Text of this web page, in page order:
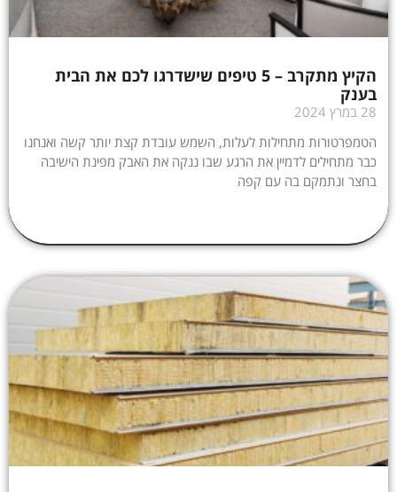
הקיץ מתקרב – 5 טיפים שישדרגו לכם את הבית
בענק
28 במרץ 2024
הטמפרטורות מתחילות לעלות, השמש עובדת קצת יותר קשה ואנחנו
כבר מתחילים לדמיין את הרגע שבו ננקה את האבק מפינת הישיבה
בחצר ונתמקם בה עם קפה